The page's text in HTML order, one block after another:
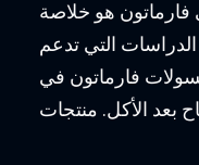
هو خلاصة
التي تدعم
فارماتون في